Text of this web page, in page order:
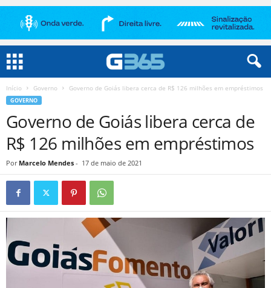
Início Governo Governo de Goiás libera cerca de R$ 126 milhões em empréstimos
GOVERNO
Governo de Goiás libera cerca de
R$ 126 milhões em empréstimos
Por Marcelo Mendes - 17 de maio de 2021